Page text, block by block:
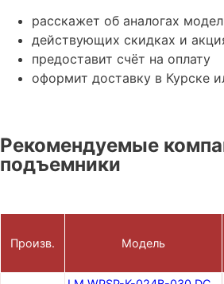
расскажет об аналогах
действующих скидках и
предоставит счёт на оплату
оформит доставку в Курске
Рекомендуемые
подъемники
Произв. Модель